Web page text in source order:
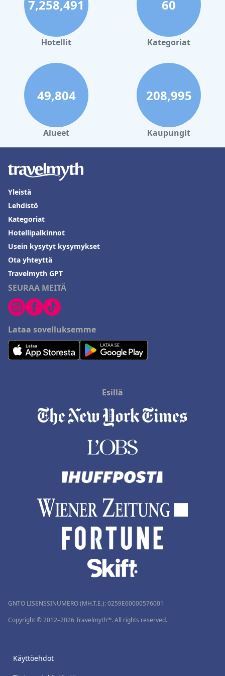
7,258,491
Hotellit
60
Kategoriat
49,804
Alueet
208,995
Kaupungit
SEURAA MEITÄ
Lataa sovelluksemme
Yleistä
Lehdistö
Kategoriat
Hotellipalkinnot
Usein kysytyt kysymykset
Ota yhteyttä
Travelmyth GPT
Esillä
GNTO LISENSSINUMERO (MH.T.E.): 0259Ε60000576001
Copyright © 2012–2026 Travelmyth™. All rights reserved.
Käyttöehdot